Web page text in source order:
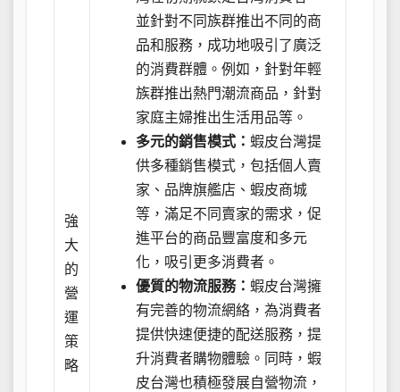
強
大
的
營
運
策
略
並針對不同族群推出不同的商
品和服務，成功地吸引了廣泛
的消費群體。例如，針對年輕
族群推出熱門潮流商品，針對
家庭主婦推出生活用品等。
多元的銷售模式：蝦皮台灣提
供多種銷售模式，包括個人賣
家、品牌旗艦店、蝦皮商城
等，滿足不同賣家的需求，促
進平台的商品豐富度和多元
化，吸引更多消費者。
優質的物流服務：蝦皮台灣擁
有完善的物流網絡，為消費者
提供快速便捷的配送服務，提
升消費者購物體驗。同時，蝦
皮台灣也積極發展自營物流，